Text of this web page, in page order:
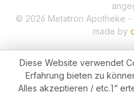
© 2026 Metatron Apotheke -
made by
Diese Website verwendet
Erfahrung bieten zu
Alles akzeptieren / etc.]“